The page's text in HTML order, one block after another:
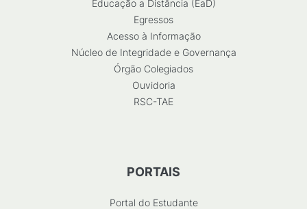
Educação a Distância (EaD)
Egressos
Acesso à Informação
Núcleo de Integridade e Governança
Órgão Colegiados
Ouvidoria
RSC-TAE
PORTAIS
Portal do Estudante